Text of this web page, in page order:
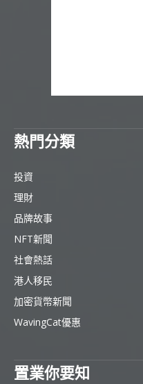
熱門分類
投資
理財
品牌故事
NFT新聞
社會熱話
港人移民
加密貨幣新聞
WavingCat優惠
置業你要知